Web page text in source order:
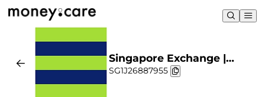
Singapore Exchange |
Nachhaltigkeit & Chart
SG1J26887955